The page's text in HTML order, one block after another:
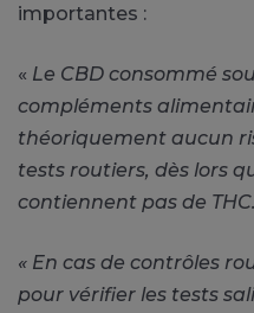
importantes :
« Le CBD consommé
compléments
théoriquement aucun
tests routiers, dès lors
contiennent pas de
« En cas de contrôles
pour vérifier les tests